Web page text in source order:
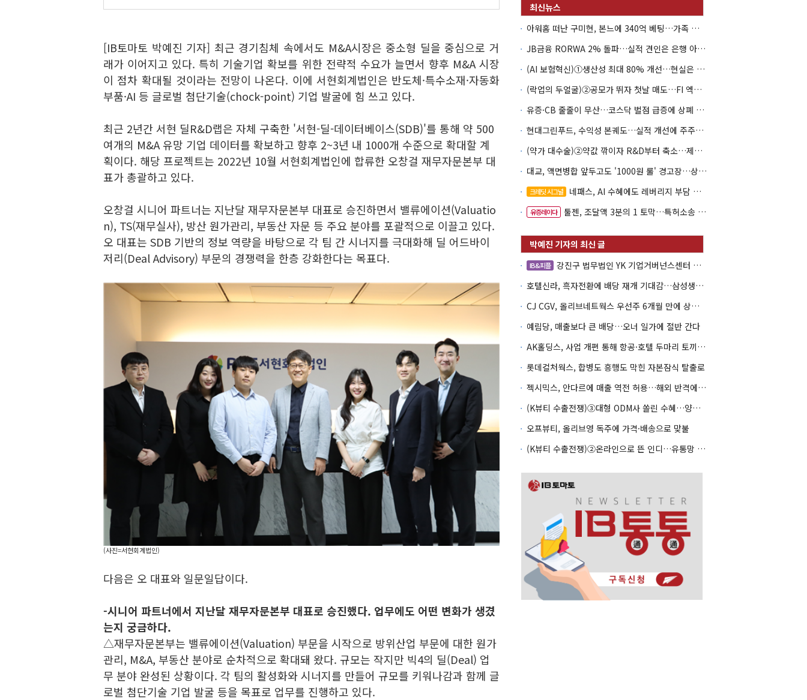
[IB토마토 박예진 기자] 최근 경기침체 속에서도 M&A시장은 중소형 딜을 중심으로 거
래가 이어지고 있다. 특히 기술기업 확보를 위한 전략적 수요가 늘면서 향후 M&A 시장
이 점차 확대될 것이라는 전망이 나온다. 이에 서현회계법인은 반도체·특수소재·자동화
부품·AI 등 글로벌 첨단기술(chock-point) 기업 발굴에 힘 쓰고 있다.
최근 2년간 서현 딜R&D랩은 자체 구축한 '서현-딜-데이터베이스(SDB)'를 통해 약 500
여개의 M&A 유망 기업 데이터를 확보하고 향후 2~3년 내 1000개 수준으로 확대할 계
획이다. 해당 프로젝트는 2022년 10월 서현회계법인에 합류한 오창걸 재무자문본부 대
표가 총괄하고 있다.
오창걸 시니어 파트너는 지난달 재무자문본부 대표로 승진하면서 밸류에이션(Valuatio
n), TS(재무실사), 방산 원가관리, 부동산 자문 등 주요 분야를 포괄적으로 이끌고 있다.
오 대표는 SDB 기반의 정보 역량을 바탕으로 각 팀 간 시너지를 극대화해 딜 어드바이
저리(Deal Advisory) 부문의 경쟁력을 한층 강화한다는 목표다.
(사진=서현회계법인)
다음은 오 대표와 일문일답이다.
-시니어 파트너에서 지난달 재무자문본부 대표로 승진했다. 업무에도 어떤 변화가 생겼
는지 궁금하다.
△재무자문본부는 밸류에이션(Valuation) 부문을 시작으로 방위산업 부문에 대한 원가
관리, M&A, 부동산 분야로 순차적으로 확대돼 왔다. 규모는 작지만 빅4의 딜(Deal) 업
무 분야 완성된 상황이다. 각 팀의 활성화와 시너지를 만들어 규모를 키워나감과 함께 글
로벌 첨단기술 기업 발굴 등을 목표로 업무를 진행하고 있다.
아워홈 떠난 구미현, 본느에 340억 베팅…가족 지배체제 구축
JB금융 RORWA 2% 돌파…실적 견인은 은행 아닌 캐피탈
(AI 보험혁신)①생산성 최대 80% 개선…현실은 '실행 격차'
(락업의 두얼굴)②공모가 뛰자 첫날 매도…FI 엑시트 전략 갈렸다
유증·CB 줄줄이 무산…코스닥 벌점 급증에 상폐 압박
현대그린푸드, 수익성 본궤도…실적 개선에 주주환원까지
(약가 대수술)②약값 깎이자 R&D부터 축소…제약업계 비상경영 돌입
대교, 액면병합 앞두고도 '1000원 룰' 경고장…상장유지 시험대
크레딧 시그널 네패스, AI 수혜에도 레버리지 부담 여전
유증레이다 툴젠, 조달액 3분의 1 토막…특허소송 비용부터 챙긴다
IB&피플
강진구 법무법인 YK 기업거버넌스센터 센터장
호텔신라, 흑자전환에 배당 재개 기대감…삼성생명도 웃을까
CJ CGV, 올리브네트웍스 우선주 6개월 만에 상환…왜?
예림당, 매출보다 큰 배당…오너 일가에 절반 간다
AK홀딩스, 사업 개편 통해 항공·호텔 두마리 토끼 사냥
롯데컬처웍스, 합병도 흥행도 막힌 자본잠식 탈출로
젝시믹스, 안다르에 매출 역전 허용…해외 반격에 사활
(K뷰티 수출전쟁)③대형 ODM사 쏠린 수혜…양극화 심화 우려
오프뷰티, 올리브영 독주에 가격·배송으로 맞불
(K뷰티 수출전쟁)②온라인으로 뜬 인디…유통망 앞세운 대형사